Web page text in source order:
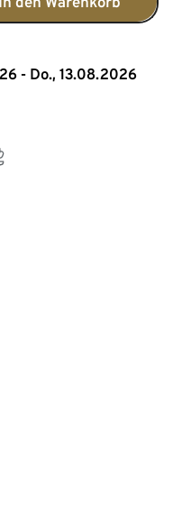
- Do., 13.08.2026